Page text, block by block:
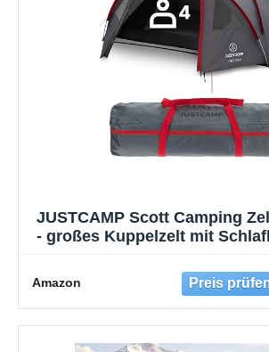
JUSTCAMP Scott Camping
- großes Kuppelzelt mit
Lüftung, Moskitonetz &
leicht, wasserdicht, stabiles
Amazon